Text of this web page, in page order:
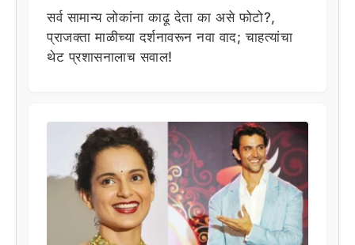
सर्व सामान्य लोकांना काढू देता का असे फोटो?,
प्राजक्ता माळीच्या दर्शनावरून नवा वाद; चाहत्यांचा
थेट प्रशासनालाच सवाल!